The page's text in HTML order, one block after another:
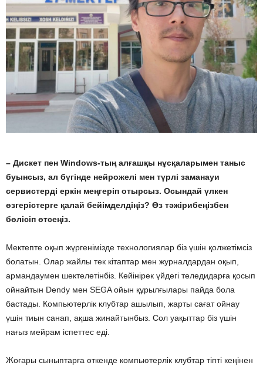
– Дискет пен Windows-тың алғашқы нұсқаларымен таныс
буынсыз, ал бүгінде нейрожелі мен түрлі заманауи
сервистерді еркін меңгеріп отырсыз. Осындай үлкен
өзгерістерге қалай бейімделдіңіз? Өз тәжірибеңізбен
бөлісіп өтсеңіз.
Мектепте оқып жүргенімізде технологиялар біз үшін қолжетімсіз
болатын. Олар жайлы тек кітаптар мен журналдардан оқып,
армандаумен шектелетінбіз. Кейінірек үйдегі теледидарға қосып
ойнайтын Dendy мен SEGA ойын құрылғылары пайда бола
бастады. Компьютерлік клубтар ашылып, жарты сағат ойнау
үшін тиын санап, ақша жинайтынбыз. Сол уақыттар біз үшін
нағыз мейрам іспеттес еді.
Жоғары сыныптарға өткенде компьютерлік клубтар тіпті кеңінен